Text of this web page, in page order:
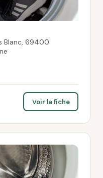
Blanc, 69400
Voir la fiche